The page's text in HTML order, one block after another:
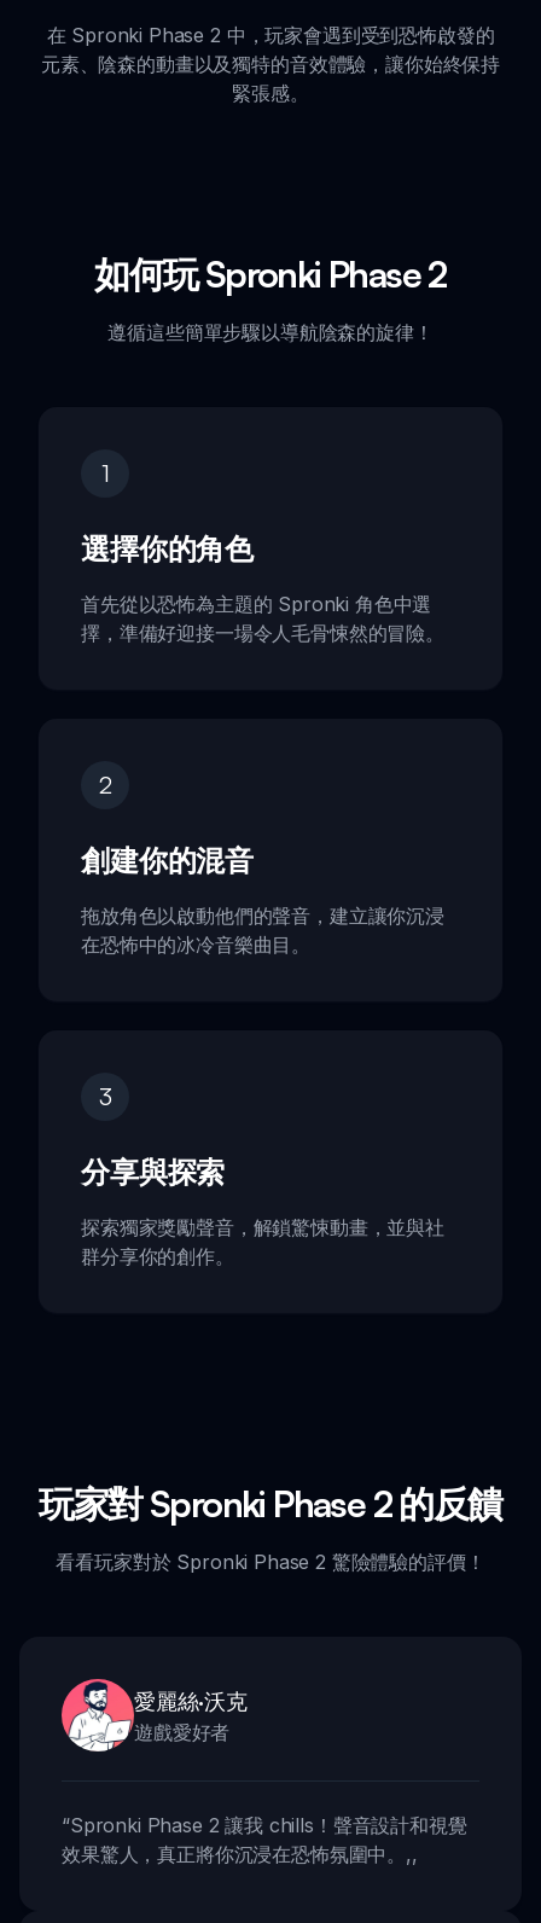
在 Spronki Phase 2 中，玩家會遇到受到恐怖啟發的
元素、陰森的動畫以及獨特的音效體驗，讓你始終保持
緊張感。
如何玩 Spronki Phase 2
遵循這些簡單步驟以導航陰森的旋律！
1
選擇你的角色
首先從以恐怖為主題的 Spronki 角色中選
擇，準備好迎接一場令人毛骨悚然的冒險。
2
創建你的混音
拖放角色以啟動他們的聲音，建立讓你沉浸
在恐怖中的冰冷音樂曲目。
3
分享與探索
探索獨家獎勵聲音，解鎖驚悚動畫，並與社
群分享你的創作。
玩家對 Spronki Phase 2 的反饋
看看玩家對於 Spronki Phase 2 驚險體驗的評價！
愛麗絲·沃克
遊戲愛好者
“Spronki Phase 2 讓我 chills！聲音設計和視覺
效果驚人，真正將你沉浸在恐怖氛圍中。 ,,